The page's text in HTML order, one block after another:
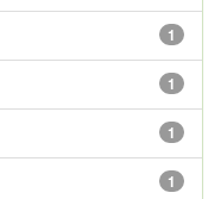
1
1
1
1